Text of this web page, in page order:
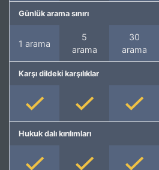
Günlük arama sınırı
1 arama
5
arama
30
arama
Karşı dildeki karşılıklar
Hukuk dalı kırılımları